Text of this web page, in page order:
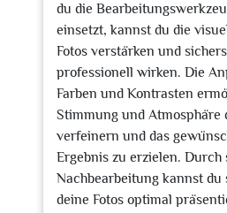
du die
einsetzt, kannst du die
Fotos verstärken und
professionell wirken. Die
Farben und Kontrasten
Stimmung und Atmosphäre
verfeinern und das
Ergebnis zu erzielen. Durch
Nachbearbeitung kannst du
deine Fotos optimal